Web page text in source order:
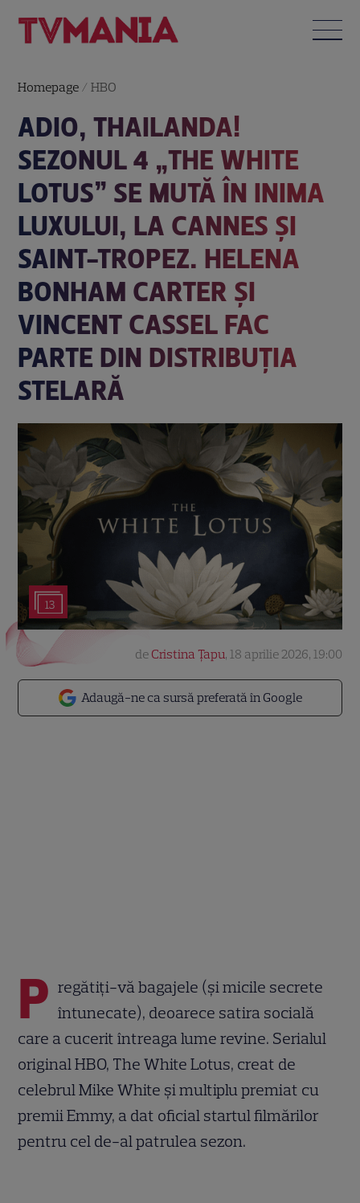
Homepage /HBO
ADIO, THAILANDA!
SEZONUL 4 „THE WHITE
LOTUS” SE MUTĂ ÎN INIMA
LUXULUI, LA CANNES ȘI
SAINT-TROPEZ. HELENA
BONHAM CARTER ȘI
VINCENT CASSEL FAC
PARTE DIN DISTRIBUȚIA
STELARĂ
13
Adaugă-ne ca sursă preferată în Google
de Cristina Țapu, 18 aprilie 2026, 19:00
P regătiți-vă bagajele (și micile secrete
întunecate), deoarece satira socială
care a cucerit întreaga lume revine. Serialul
original HBO, The White Lotus, creat de
celebrul Mike White și multiplu premiat cu
premii Emmy, a dat oficial startul filmărilor
pentru cel de-al patrulea sezon.